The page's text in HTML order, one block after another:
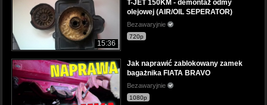
15:36
T-JET 150KM - demontaż odmy
olejowej (AIR/OIL SEPERATOR)
Bezawaryjnie
720p
Jak naprawić zablokowany zamek
bagażnika FIATA BRAVO
Bezawaryjnie
1080p